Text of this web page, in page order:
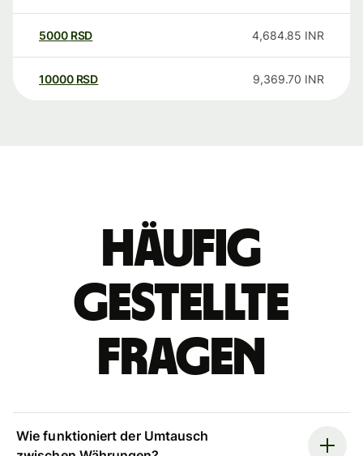
5000 RSD 4,684.85 INR
10000 RSD 9,369.70 INR
Häufig
gestellte
Fragen
Wie funktioniert der Umtausch